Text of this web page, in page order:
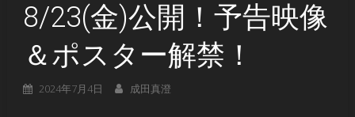
8/23(金)公開！予告映像
＆ポスター解禁！
2024年7月4日 成田真澄